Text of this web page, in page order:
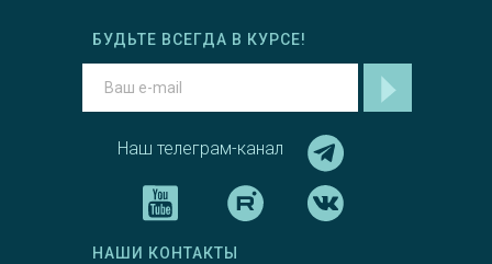
Наш телеграм-канал
БУДЬТЕ ВСЕГДА В КУРСЕ!
НАШИ КОНТАКТЫ